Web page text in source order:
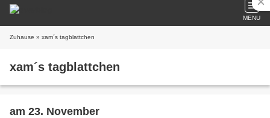
MENU
Zuhause » xam´s tagblattchen
xam´s tagblattchen
am 23. November